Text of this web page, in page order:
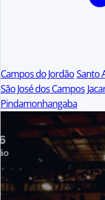
Campos do JordãoSanto
São José dos Campos
Pindamonhangaba